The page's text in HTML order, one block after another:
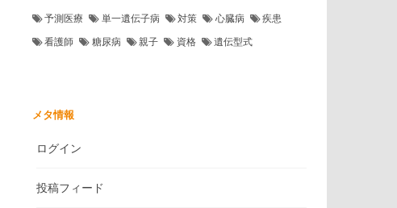
予測医療 単一遺伝子病 対策 心臓病
疾患
看護師
糖尿病 親子 資格 遺伝型式
メタ情報
ログイン
投稿フィード